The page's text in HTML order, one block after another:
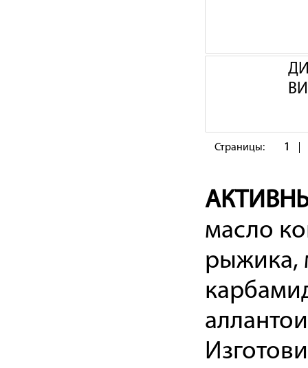
Страницы: 1
масло
рыжика,